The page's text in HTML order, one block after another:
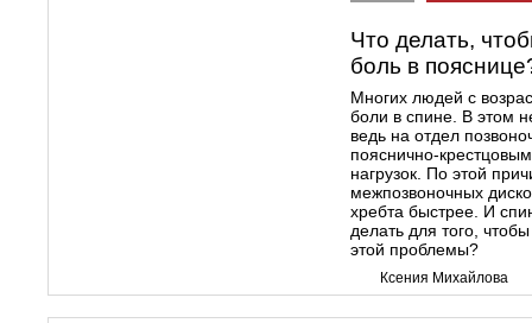
Что делать,
боль в
Многих людей с
боли в спине. В этом
ведь на отдел
пояснично-
нагрузок. По этой
межпозвоночных
хребта быстрее. И
делать для того,
этой проблемы?
Ксения Михайлова